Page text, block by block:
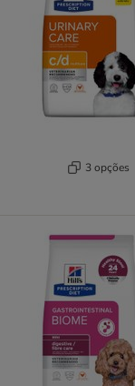
3 opções